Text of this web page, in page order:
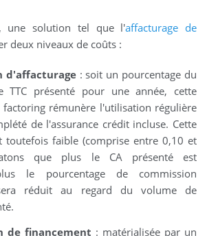
une solution tel que l'affacturage de
deux niveaux de coûts :
d'affacturage: soit un pourcentage du
TTC présenté pour une année, cette
rémunère l'utilisation régulière
de l'assurance crédit incluse. Cette
toutefois faible (comprise entre 0,10 et
que plus le CA présenté est
le pourcentage de commission
réduit au regard du volume de
de financement : matérialisée par un